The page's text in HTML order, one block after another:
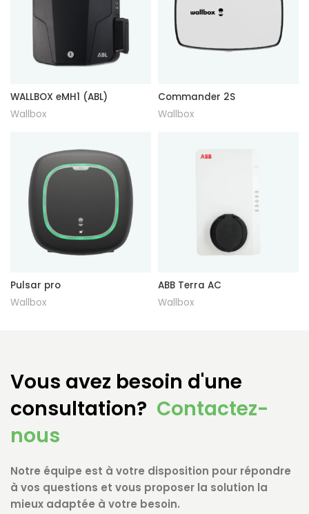
WALLBOX eMH1 (ABL)
Wallbox
Commander 2S
Wallbox
Pulsar pro
Wallbox
ABB Terra AC
Wallbox
Vous avez besoin d'une
consultation? Contactez-
nous
Notre équipe est à votre disposition pour répondre
à vos questions et vous proposer la solution la
mieux adaptée à votre besoin.